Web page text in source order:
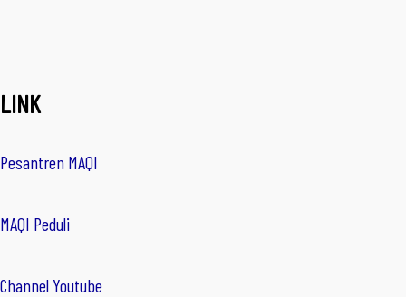
LINK
Pesantren MAQI
MAQI Peduli
Channel Youtube